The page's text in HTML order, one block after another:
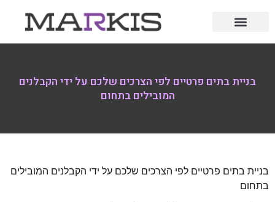
בניית בתים פרטיים לפי הצרכים שלכם על ידי הקבלנים
המובילים בתחום
בניית בתים פרטיים לפי הצרכים שלכם על ידי הקבלנים המובילים
בתחום